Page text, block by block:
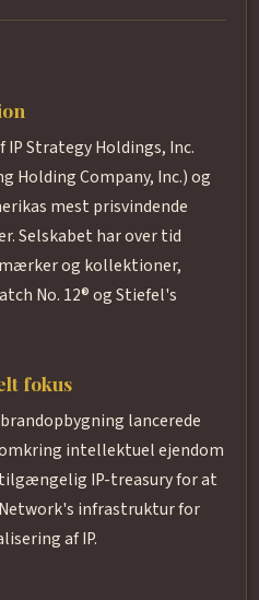
Strategy Holdings, Inc.
Holding Company, Inc.) og
mest prisvindende
Selskabet har over tid
og kollektioner,
No. 12® og Stiefel's
fokus
lancerede
intellektuel ejendom
IP-treasury for at
infrastruktur for
af IP.